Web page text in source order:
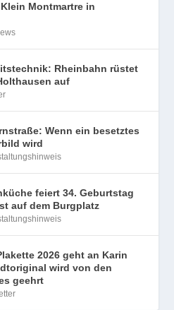
Montmartre in
Rheinbahn rüstet
auf
Wenn ein besetztes
wird
feiert 34. Geburtstag
auf dem Burgplatz
2026 geht an Karin
wird von den
geehrt